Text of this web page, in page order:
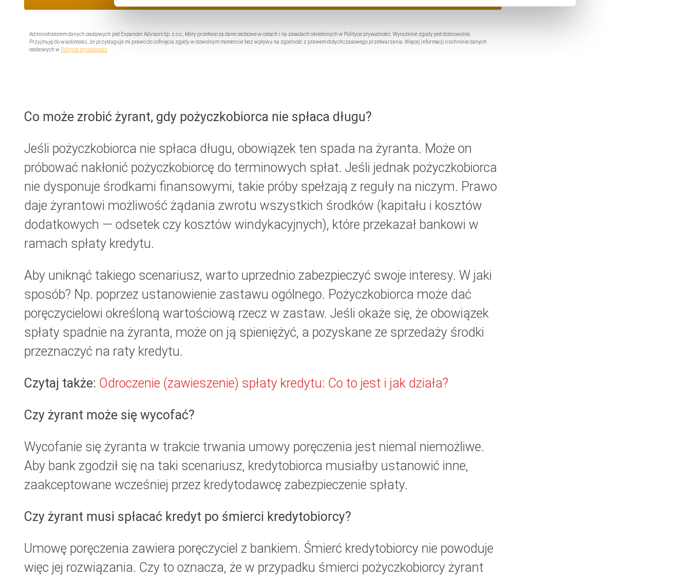
Administratorem danych osobowych jest Expander Advisors Sp. z o.o., który przetwarza dane osobowe w celach i na zasadach określonych w Polityce prywatności. Wyrażenie zgody jest dobrowolne.
Przyjmuję do wiadomości, że przysługuje mi prawo do cofnięcia zgody w dowolnym momencie bez wpływu na zgodność z prawem dotychczasowego przetwarzania. Więcej informacji o ochronie danych
osobowych w Polityce prywatności
Co może zrobić żyrant, gdy pożyczkobiorca nie spłaca długu?
Jeśli pożyczkobiorca nie spłaca długu, obowiązek ten spada na żyranta. Może on
próbować nakłonić pożyczkobiorcę do terminowych spłat. Jeśli jednak pożyczkobiorca
nie dysponuje środkami finansowymi, takie próby spełzają z reguły na niczym. Prawo
daje żyrantowi możliwość żądania zwrotu wszystkich środków (kapitału i kosztów
dodatkowych — odsetek czy kosztów windykacyjnych), które przekazał bankowi w
ramach spłaty kredytu.
Aby uniknąć takiego scenariusz, warto uprzednio zabezpieczyć swoje interesy. W jaki
sposób? Np. poprzez ustanowienie zastawu ogólnego. Pożyczkobiorca może dać
poręczycielowi określoną wartościową rzecz w zastaw. Jeśli okaże się, że obowiązek
spłaty spadnie na żyranta, może on ją spieniężyć, a pozyskane ze sprzedaży środki
przeznaczyć na raty kredytu.
Czytaj także: Odroczenie (zawieszenie) spłaty kredytu: Co to jest i jak działa?
Czy żyrant może się wycofać?
Wycofanie się żyranta w trakcie trwania umowy poręczenia jest niemal niemożliwe.
Aby bank zgodził się na taki scenariusz, kredytobiorca musiałby ustanowić inne,
zaakceptowane wcześniej przez kredytodawcę zabezpieczenie spłaty.
Czy żyrant musi spłacać kredyt po śmierci kredytobiorcy?
Umowę poręczenia zawiera poręczyciel z bankiem. Śmierć kredytobiorcy nie powoduje
więc jej rozwiązania. Czy to oznacza, że w przypadku śmierci pożyczkobiorcy żyrant